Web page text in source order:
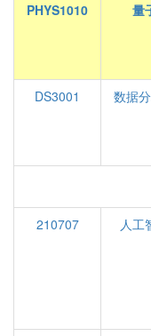
PHYS1010
量
DS3001
数据
210707 人工